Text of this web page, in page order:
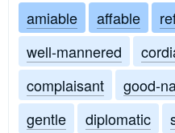
amiable
affable
well-mannered
complaisant
good-
gentle
diplomatic